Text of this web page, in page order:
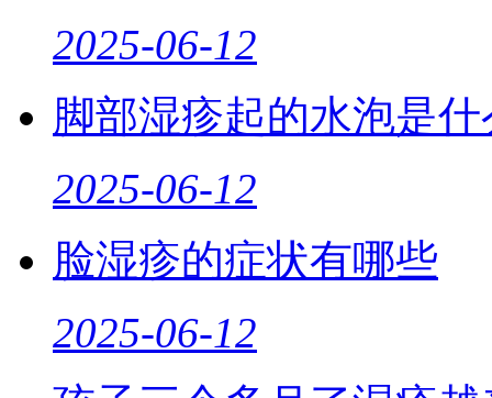
2025-06-12
脚部湿疹起的水泡是
2025-06-12
脸湿疹的症状有哪些
2025-06-12